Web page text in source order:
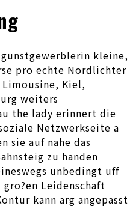
kleine,
pro echte Nordlichter
Kiel,
weiters
the lady erinnert die
Netzwerkseite a
sie auf nahe das
zu handen
unbedingt uff
Leidenschaft
kann arg angepasst